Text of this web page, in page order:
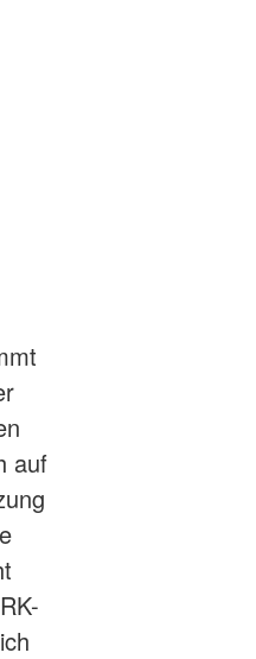
auf